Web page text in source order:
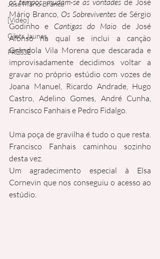
José Mário Branco
[Vidéo]
Gilets Jaunes
PRESSE
os tempos, mudam-se as vontades de José
Mário Branco, Os Sobreviventes de Sérgio
Godinho e Cantigas do Maio de José
Afonso na qual se inclui a canção
Grândola Vila Morena que descarada e
improvisadamente decidimos voltar a
gravar no próprio estúdio com vozes de
Joana Manuel, Ricardo Andrade, Hugo
Castro, Adelino Gomes, André Cunha,
Francisco Fanhais e Pedro Fidalgo.
Uma poça de gravilha é tudo o que resta.
Francisco Fanhais caminhou sozinho
desta vez.
Um agradecimento especial à Elsa
Cornevin que nos conseguiu o acesso ao
estúdio.